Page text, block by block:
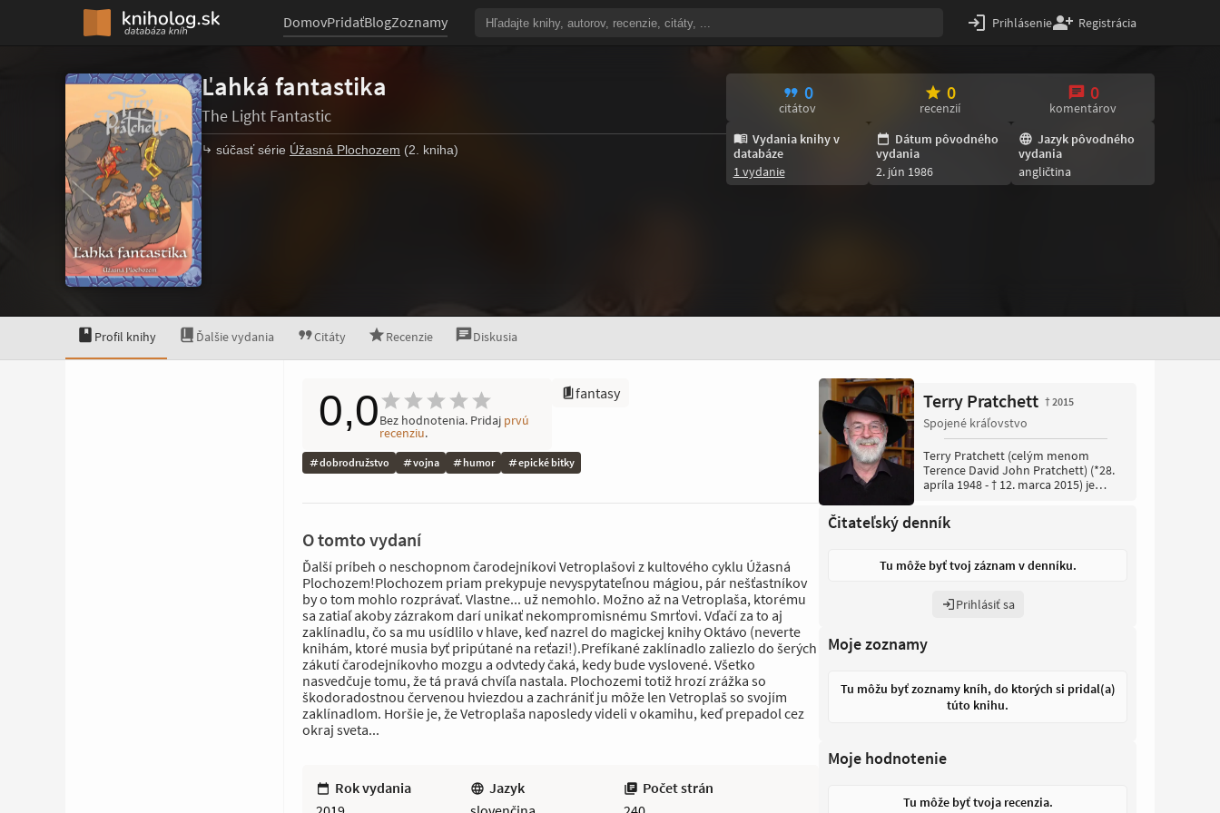
DomovPridaťBlogZoznamy Prihlásenie Registrácia
Ľahká fantastika
The Light Fantastic
súčasť série Úžasná Plochozem (2. kniha)
0
citátov
0
recenzií
0
komentárov
Vydania knihy v
databáze
1 vydanie
Dátum pôvodného
vydania
2. jún 1986
Jazyk pôvodného
vydania
angličtina
Profil knihy Ďalšie vydania Citáty Recenzie Diskusia
0,0Bez hodnotenia. Pridaj prvú
recenziu.
fantasy
dobrodružstvo vojna humor epické bitky
O tomto vydaní
Ďalší príbeh o neschopnom čarodejníkovi Vetroplašovi z kultového cyklu Úžasná
Plochozem!Plochozem priam prekypuje nevyspytateľnou mágiou, pár nešťastníkov
by o tom mohlo rozprávať. Vlastne... už nemohlo. Možno až na Vetroplaša, ktorému
sa zatiaľ akoby zázrakom darí unikať nekompromisnému Smrťovi. Vďačí za to aj
zaklínadlu, čo sa mu usídlilo v hlave, keď nazrel do magickej knihy Oktávo (neverte
knihám, ktoré musia byť pripútané na reťazi!).Prefíkané zaklínadlo zaliezlo do šerých
zákutí čarodejníkovho mozgu a odvtedy čaká, kedy bude vyslovené. Všetko
nasvedčuje tomu, že tá pravá chvíľa nastala. Plochozemi totiž hrozí zrážka so
škodoradostnou červenou hviezdou a zachrániť ju môže len Vetroplaš so svojím
zaklínadlom. Horšie je, že Vetroplaša naposledy videli v okamihu, keď prepadol cez
okraj sveta...
Rok vydania
Jazyk
Počet strán
Terry Pratchett † 2015
Spojené kráľovstvo
Terry Pratchett (celým menom
Terence David John Pratchett) (*28.
apríla 1948 - † 12. marca 2015) je
Pratchett sa narodil v Beaconsfielde v
anglickom grófstve Bucks Davidovi a
vzdelanie pripisuje High Wycombe
Technical High School a
Čitateľský denník
Tu môže byť tvoj záznam v denníku.
Prihlásiť sa
Moje zoznamy
Tu môžu byť zoznamy kníh, do ktorých si pridal(a)
túto knihu.
Moje hodnotenie
Tu môže byť tvoja recenzia.